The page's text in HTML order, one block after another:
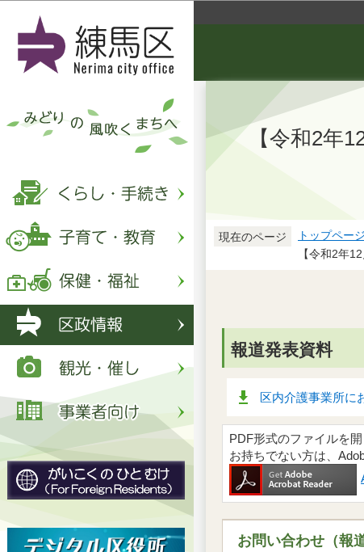
【令和2年
現在のページ トップページ
【令和2年
報道発表資料
区内介護事業所に
PDF形式のファイルを
お持ちでない方は、
お問い合わせ（報